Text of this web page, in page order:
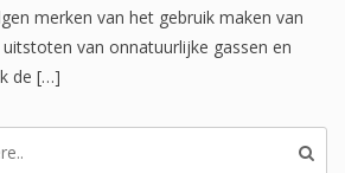
merken van het gebruik maken van
van onnatuurlijke gassen en
de […]